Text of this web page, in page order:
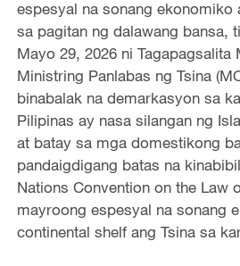
espesyal na sonang ekonomiko
sa pagitan ng dalawang bansa,
Mayo 29, 2026 ni Tagapagsalita
Ministring Panlabas ng Tsina
binabalak na demarkasyon sa
Pilipinas ay nasa silangan ng
at batay sa mga domestikong
pandaigdigang batas na
Nations Convention on the Law
mayroong espesyal na sonang
continental shelf ang Tsina sa